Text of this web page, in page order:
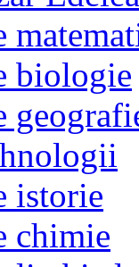
biologie
istorie
chimie